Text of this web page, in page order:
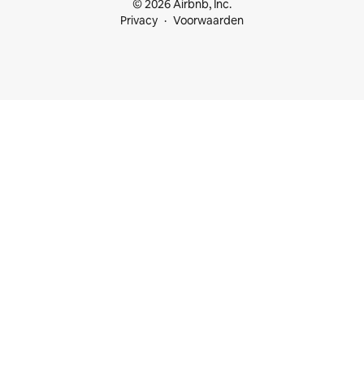
© 2026 Airbnb, Inc.
Privacy
Voorwaarden